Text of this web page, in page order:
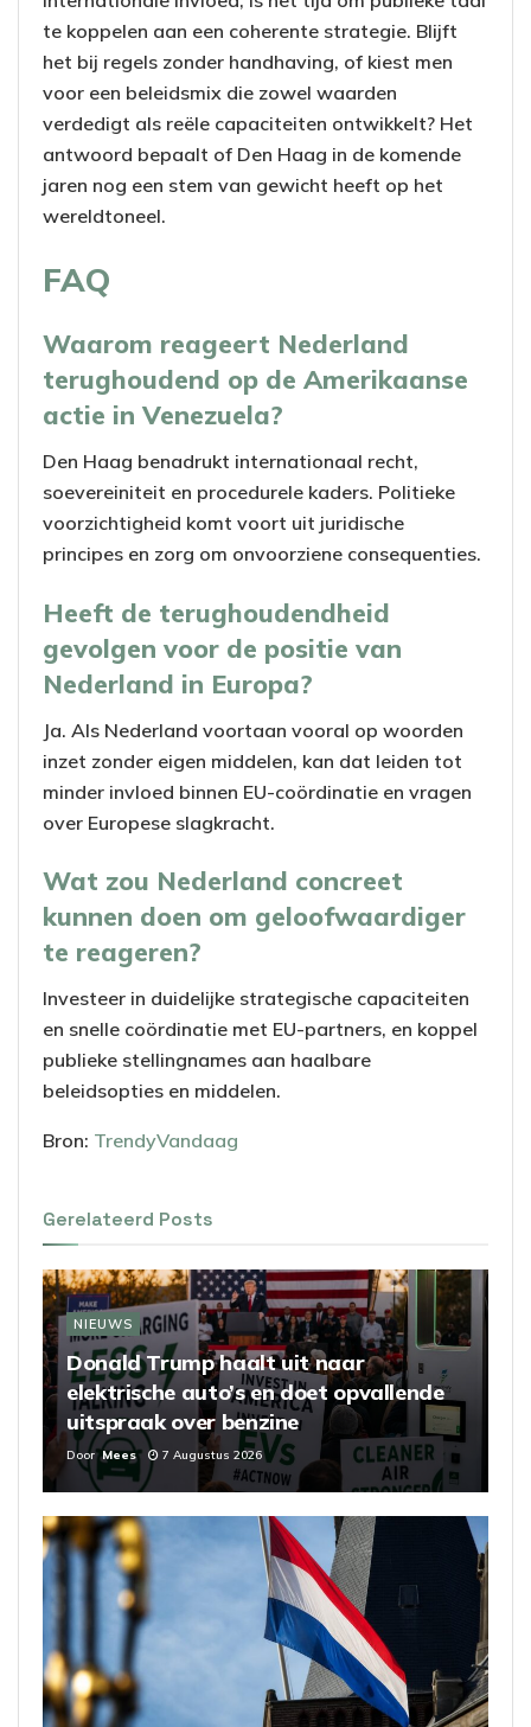
te koppelen aan een coherente strategie. Blijft
het bij regels zonder handhaving, of kiest men
voor een beleidsmix die zowel waarden
verdedigt als reële capaciteiten ontwikkelt? Het
antwoord bepaalt of Den Haag in de komende
jaren nog een stem van gewicht heeft op het
wereldtoneel.
FAQ
Waarom reageert Nederland
terughoudend op de Amerikaanse
actie in Venezuela?
Den Haag benadrukt internationaal recht,
soevereiniteit en procedurele kaders. Politieke
voorzichtigheid komt voort uit juridische
principes en zorg om onvoorziene consequenties.
Heeft de terughoudendheid
gevolgen voor de positie van
Nederland in Europa?
Ja. Als Nederland voortaan vooral op woorden
inzet zonder eigen middelen, kan dat leiden tot
minder invloed binnen EU-coördinatie en vragen
over Europese slagkracht.
Wat zou Nederland concreet
kunnen doen om geloofwaardiger
te reageren?
Investeer in duidelijke strategische capaciteiten
en snelle coördinatie met EU-partners, en koppel
publieke stellingnames aan haalbare
beleidsopties en middelen.
Bron: TrendyVandaag
Gerelateerd Posts
NIEUWS
Donald Trump haalt uit naar
elektrische auto’s en doet opvallende
uitspraak over benzine
Door Mees 7 Augustus 2026